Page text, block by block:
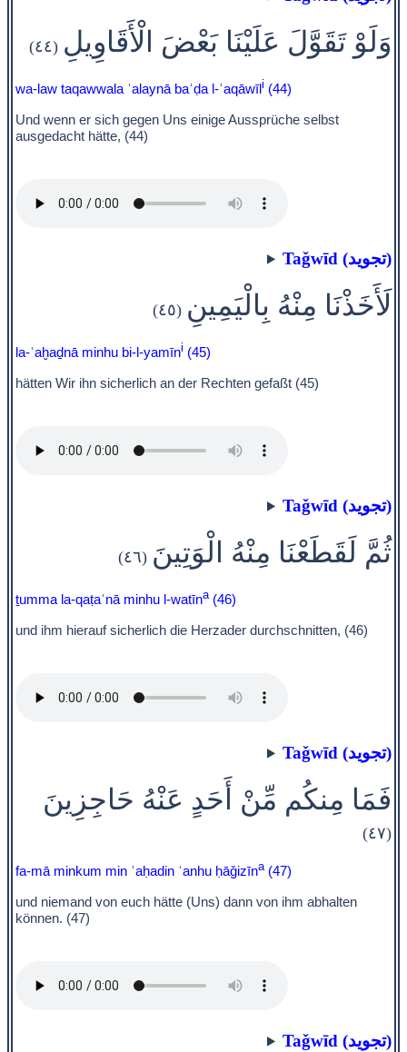
وَلَوْ تَقَوَّلَ عَلَيْنَا بَعْضَ الْأَقَاوِيلِ (٤٤)
wa-law taqawwala ʿalaynā baʿḍa l-ʾaqāwīli (44)
Und wenn er sich gegen Uns einige Aussprüche selbst
ausgedacht hätte, (44)
Taǧwīd (تجويد)
لَأَخَذْنَا مِنْهُ بِالْيَمِينِ (٤٥)
la-ʾaḫaḏnā minhu bi-l-yamīni (45)
hätten Wir ihn sicherlich an der Rechten gefaßt (45)
Taǧwīd (تجويد)
ثُمَّ لَقَطَعْنَا مِنْهُ الْوَتِينَ (٤٦)
ṯumma la-qaṭaʿnā minhu l-watīna(46)
und ihm hierauf sicherlich die Herzader durchschnitten, (46)
Taǧwīd (تجويد)
فَمَا مِنكُم مِّنْ أَحَدٍ عَنْهُ حَاجِزِينَ
(٤٧)
fa-mā minkum min ʾaḥadin ʿanhu ḥāǧizīna(47)
und niemand von euch hätte (Uns) dann von ihm abhalten
können. (47)
Taǧwīd (تجويد)